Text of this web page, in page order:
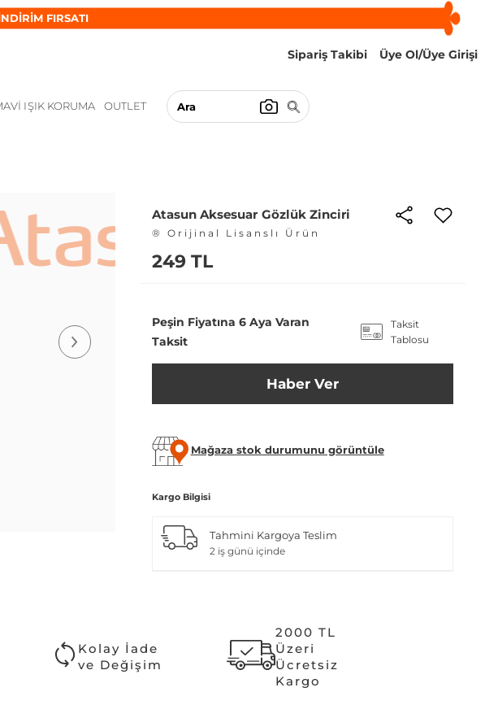
FIRSATI
Sipariş Takibi Üye Ol/Üye Girişi
IŞIK KORUMA OUTLET
Atasun Aksesuar Gözlük Zinciri
® Orijinal Lisanslı Ürün
249 TL
Peşin Fiyatına 6 Aya Varan
Taksit
Taksit
Tablosu
Haber Ver
Mağaza stok durumunu görüntüle
Kargo Bilgisi
Tahmini Kargoya Teslim
2 iş günü içinde
Kolay İade
ve Değişim
2000 TL
Üzeri
Ücretsiz
Kargo